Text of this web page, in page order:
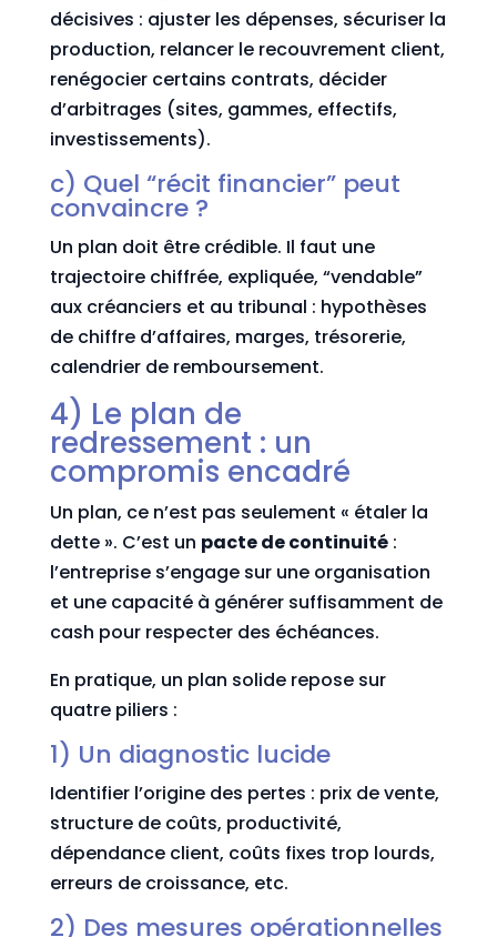
décisives : ajuster les dépenses, sécuriser la
production, relancer le recouvrement client,
renégocier certains contrats, décider
d’arbitrages (sites, gammes, effectifs,
investissements).
c) Quel “récit financier” peut
convaincre ?
Un plan doit être crédible. Il faut une
trajectoire chiffrée, expliquée, “vendable”
aux créanciers et au tribunal : hypothèses
de chiffre d’affaires, marges, trésorerie,
calendrier de remboursement.
4) Le plan de
redressement : un
compromis encadré
Un plan, ce n’est pas seulement « étaler la
dette ». C’est un pacte de continuité:
l’entreprise s’engage sur une organisation
et une capacité à générer suffisamment de
cash pour respecter des échéances.
En pratique, un plan solide repose sur
quatre piliers :
1) Un diagnostic lucide
Identifier l’origine des pertes : prix de vente,
structure de coûts, productivité,
dépendance client, coûts fixes trop lourds,
erreurs de croissance, etc.
2) Des mesures opérationnelles